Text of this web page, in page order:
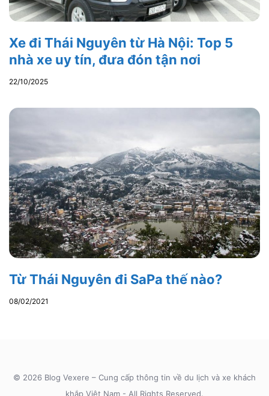
Xe đi Thái Nguyên từ Hà Nội: Top 5
nhà xe uy tín, đưa đón tận nơi
22/10/2025
Từ Thái Nguyên đi SaPa thế nào?
08/02/2021
© 2026 Blog Vexere – Cung cấp thông tin về du lịch và xe khách
khắp Việt Nam - All Rights Reserved.